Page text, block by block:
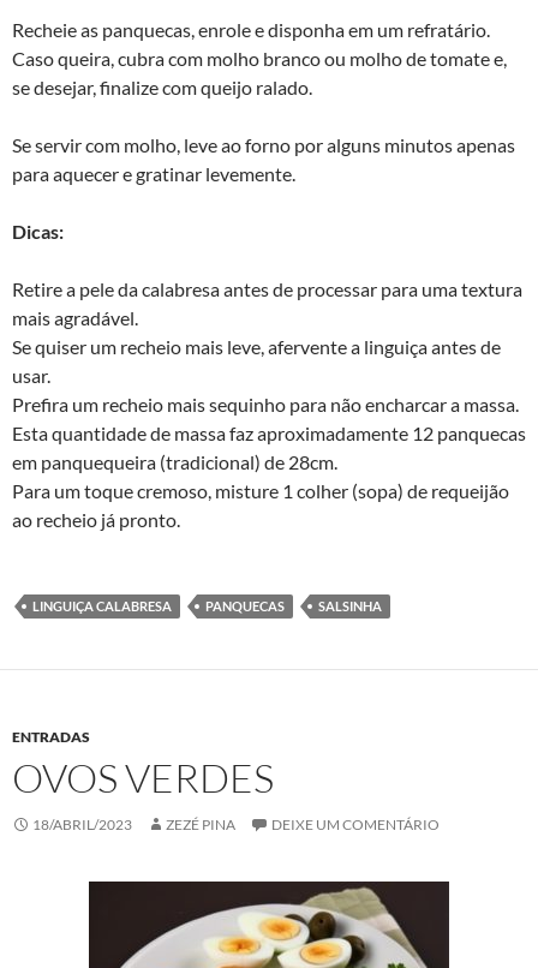
Recheie as panquecas, enrole e disponha em um refratário.
Caso queira, cubra com molho branco ou molho de tomate e,
se desejar, finalize com queijo ralado.
Se servir com molho, leve ao forno por alguns minutos apenas
para aquecer e gratinar levemente.
Dicas:
Retire a pele da calabresa antes de processar para uma textura
mais agradável.
Se quiser um recheio mais leve, afervente a linguiça antes de
usar.
Prefira um recheio mais sequinho para não encharcar a massa.
Esta quantidade de massa faz aproximadamente 12 panquecas
em panquequeira (tradicional) de 28cm.
Para um toque cremoso, misture 1 colher (sopa) de requeijão
ao recheio já pronto.
LINGUIÇA CALABRESA PANQUECAS SALSINHA
ENTRADAS
OVOS VERDES
18/ABRIL/2023 ZEZÉ PINA DEIXE UM COMENTÁRIO